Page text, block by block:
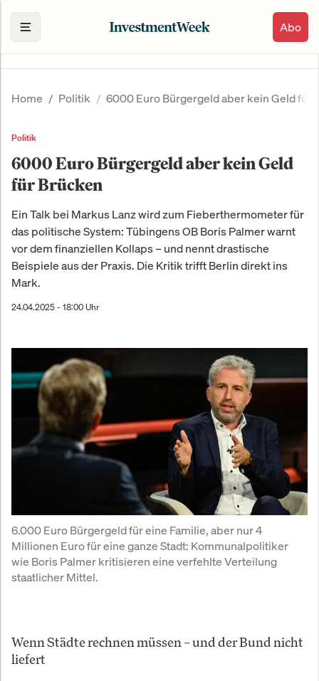
Abo
Home Politik 6000 Euro Bürgergeld aber kein Geld für
Politik
6000 Euro Bürgergeld aber kein Geld
für Brücken
Ein Talk bei Markus Lanz wird zum Fieberthermometer für
das politische System: Tübingens OB Boris Palmer warnt
vor dem finanziellen Kollaps – und nennt drastische
Beispiele aus der Praxis. Die Kritik trifft Berlin direkt ins
Mark.
24.04.2025 - 18:00 Uhr
6.000 Euro Bürgergeld für eine Familie, aber nur 4
Millionen Euro für eine ganze Stadt: Kommunalpolitiker
wie Boris Palmer kritisieren eine verfehlte Verteilung
staatlicher Mittel.
Wenn Städte rechnen müssen – und der Bund nicht
liefert